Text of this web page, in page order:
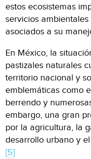
estos ecosistemas
servicios
asociados a su
En México, la
pastizales naturales
territorio nacional y
emblemáticas como
berrendo y
embargo, una gran
por la agricultura, la
desarrollo urbano y
[5]